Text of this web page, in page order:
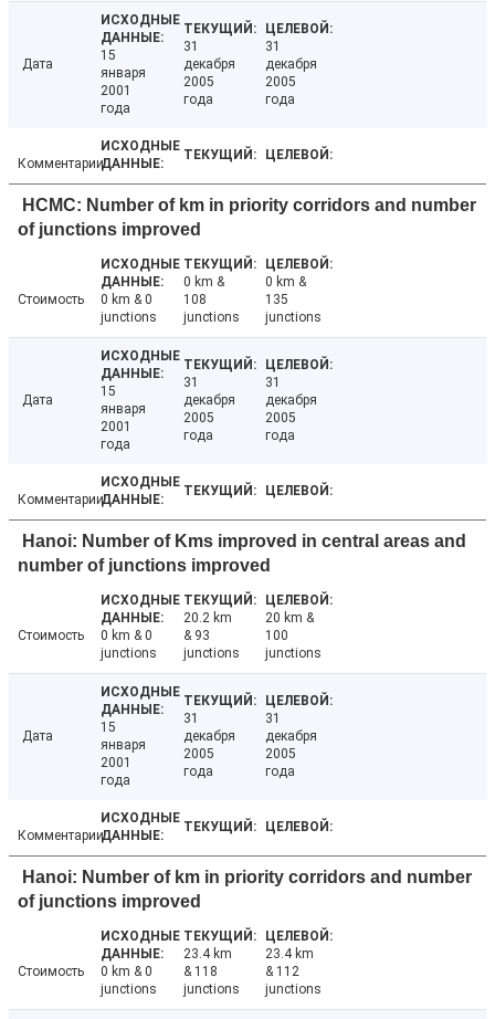
Дата
15
января
2001
года
31
декабря
2005
года
31
декабря
2005
года
Комментарии
HCMC: Number of km in priority corridors and number
of junctions improved
Стоимость
0 km & 0
junctions
0 km &
108
junctions
0 km &
135
junctions
Дата
15
января
2001
года
31
декабря
2005
года
31
декабря
2005
года
Комментарии
Hanoi: Number of Kms improved in central areas and
number of junctions improved
Стоимость
0 km & 0
junctions
20.2 km
& 93
junctions
20 km &
100
junctions
Дата
15
января
2001
года
31
декабря
2005
года
31
декабря
2005
года
Комментарии
Hanoi: Number of km in priority corridors and number
of junctions improved
Стоимость
0 km & 0
junctions
23.4 km
& 118
junctions
23.4 km
& 112
junctions